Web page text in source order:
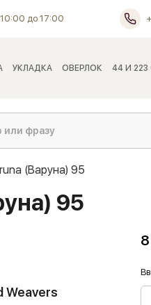
до 17:00
УКЛАДКА ОВЕРЛОК 44 И 223
(Варуна) 95
95
Weavers